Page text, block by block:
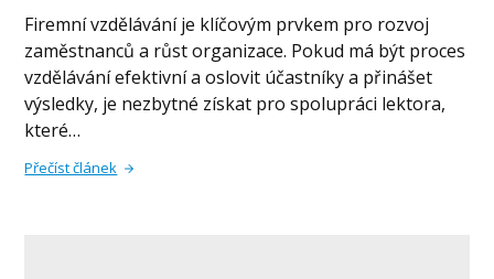
Firemní vzdělávání je klíčovým prvkem pro rozvoj
zaměstnanců a růst organizace. Pokud má být proces
vzdělávání efektivní a oslovit účastníky a přinášet
výsledky, je nezbytné získat pro spolupráci lektora,
které…
Přečíst článek